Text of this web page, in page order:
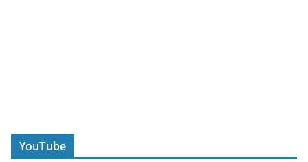
YouTube